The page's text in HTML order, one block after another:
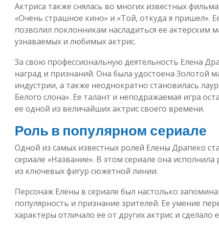
Актриса также снялась во многих известных
«Очень страшное кино» и «Той, откуда я пришел».
позволил поклонникам насладиться ее актерским
узнаваемых и любимых актрис.
За свою профессиональную деятельность Елена
наград и признаний. Она была удостоена Золотой
индустрии, а также неоднократно становилась
Белого слона». Ее талант и неподражаемая игра
ее одной из величайших актрис своего времени.
Роль в популярном сериале
Одной из самых известных ролей Елены Драпеко
сериале «Название». В этом сериале она
из ключевых фигур сюжетной линии.
Персонаж Елены в сериале был настолько
популярность и признание зрителей. Ее умение
характеры отличало ее от других актрис и